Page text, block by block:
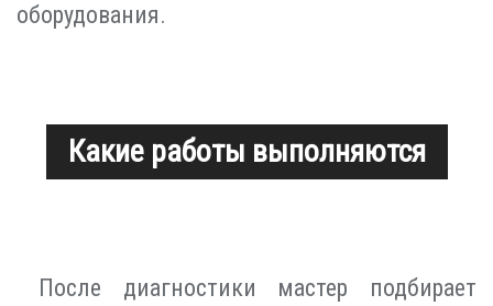
оборудования.
Какие работы выполняются
После диагностики мастер подбирает